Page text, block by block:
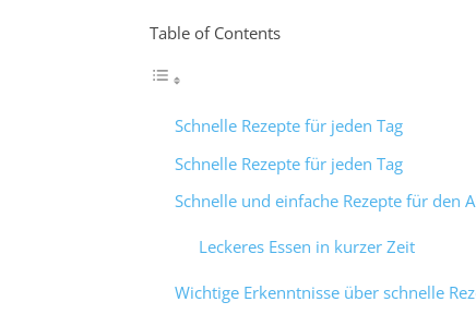
Table of Contents
Schnelle Rezepte für jeden Tag
Schnelle Rezepte für jeden Tag
Schnelle und einfache Rezepte für den
Leckeres Essen in kurzer Zeit
Wichtige Erkenntnisse über schnelle